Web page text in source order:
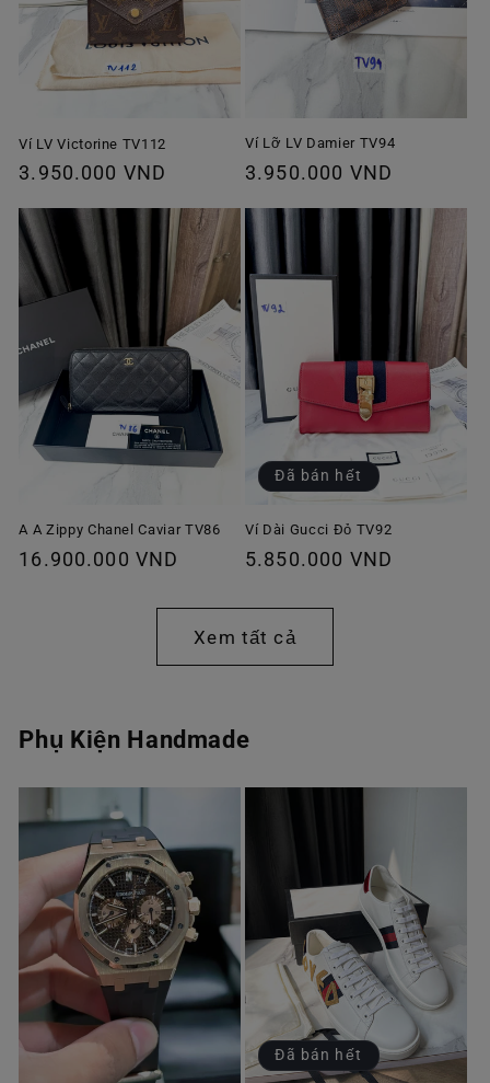
Ví LV Victorine TV112
Giá
thường
3.950.000 VND
Ví Lỡ LV Damier TV94
Giá
thường
3.950.000 VND
A A Zippy Chanel Caviar TV86
Giá
16.900.000 VND
Đã bán hết
Ví Dài Gucci Đỏ TV92
Giá
thường
5.850.000 VND
Xem tất cả
Phụ Kiện Handmade
Đã bán hết